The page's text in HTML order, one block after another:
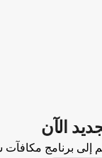
الآن
إلى برنامج